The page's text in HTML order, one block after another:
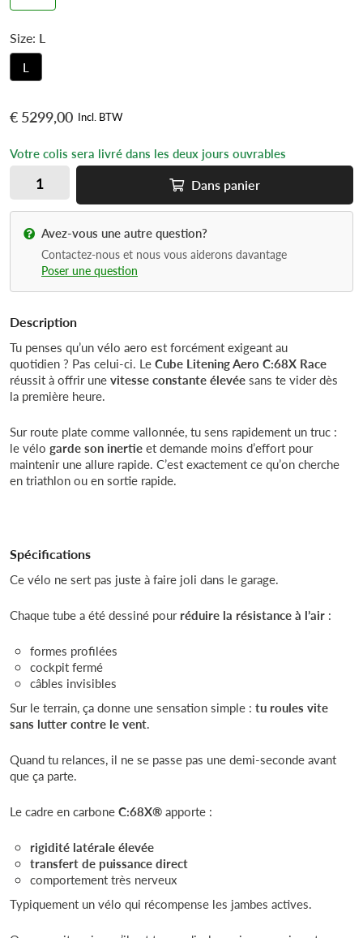
Size: L
L
€ 5299,00 Incl. BTW
Votre colis sera livré dans les deux jours ouvrables
Dans panier
Avez-vous une autre question?
Contactez-nous et nous vous aiderons davantage
Poser une question
Description
Tu penses qu’un vélo aero est forcément exigeant au
quotidien ? Pas celui-ci. LeCube Litening Aero C:68X Race
réussit à offrir unevitesse constante élevéesans te vider dès
la première heure.
Sur route plate comme vallonnée, tu sens rapidement un truc :
le vélo garde son inertieet demande moins d’effort pour
maintenir une allure rapide. C’est exactement ce qu’on cherche
en triathlon ou en sortie rapide.
Spécifications
Ce vélo ne sert pas juste à faire joli dans le garage.
Chaque tube a été dessiné pourréduire la résistance à l’air :
formes profilées
cockpit fermé
câbles invisibles
Sur le terrain, ça donne une sensation simple : tu roules vite
sans lutter contre le vent.
Quand tu relances, il ne se passe pas une demi-seconde avant
que ça parte.
Le cadre en carboneC:68X®apporte :
rigidité latérale élevée
transfert de puissance direct
comportement très nerveux
Typiquement un vélo qui récompense les jambes actives.